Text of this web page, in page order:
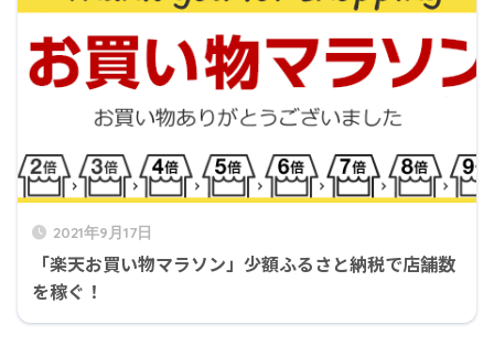
2021年9月17日
「楽天お買い物マラソン」少額ふるさと納税で店舗数
を稼ぐ！